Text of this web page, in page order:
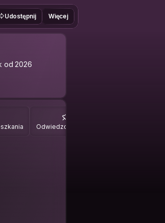
Udostępnij Więcej
od 2026
Odwiedzone miejsca